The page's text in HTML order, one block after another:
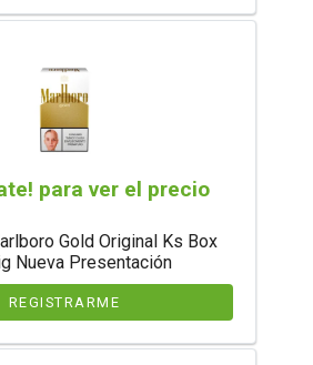
para ver el precio
Gold Original Ks Box
Nueva Presentación
REGISTRARME